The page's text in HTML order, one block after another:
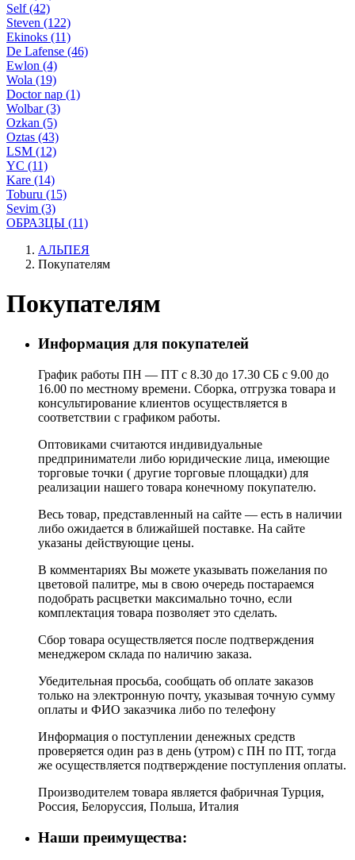
Self (42)
Steven (122)
Ekinoks (11)
De Lafense (46)
Ewlon (4)
Wola (19)
Doctor nap (1)
Wolbar (3)
Ozkan (5)
Oztas (43)
LSM (12)
YC (11)
Kare (14)
Toburu (15)
Sevim (3)
ОБРАЗЦЫ (11)
АЛЬПЕЯ
Покупателям
Покупателям
Информация для покупателей
График работы ПН — ПТ с 8.30 до 17.30 СБ с 9.00 до
16.00 по местному времени. Сборка, отгрузка товара и
консультирование клиентов осуществляется в
соответствии с графиком работы.
Оптовиками считаются индивидуальные
предприниматели либо юридические лица, имеющие
торговые точки ( другие торговые площадки) для
реализации нашего товара конечному покупателю.
Весь товар, представленный на сайте — есть в наличии
либо ожидается в ближайшей поставке. На сайте
указаны действующие цены.
В комментариях Вы можете указывать пожелания по
цветовой палитре, мы в свою очередь постараемся
подобрать расцветки максимально точно, если
комплектация товара позволяет это сделать.
Сбор товара осуществляется после подтверждения
менеджером склада по наличию заказа.
Убедительная просьба, сообщать об оплате заказов
только на электронную почту, указывая точную сумму
оплаты и ФИО заказчика либо по телефону
Информация о поступлении денежных средств
проверяется один раз в день (утром) с ПН по ПТ, тогда
же осуществляется подтверждение поступления оплаты.
Производителем товара является фабричная Турция,
Россия, Белоруссия, Польша, Италия
Наши преимущества: